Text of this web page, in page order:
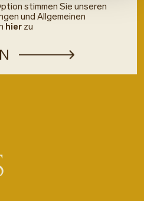
stimmen Sie unseren
und Allgemeinen
hier zu